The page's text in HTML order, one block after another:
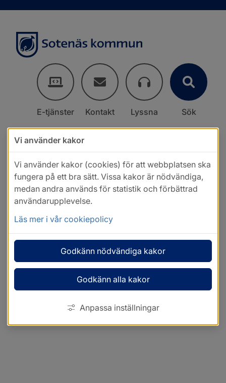
E-tjänster Kontakt Lyssna Sök
Vi använder kakor
Vi använder kakor (cookies) för att webbplatsen ska
fungera på ett bra sätt. Vissa kakor är nödvändiga,
medan andra används för statistik och förbättrad
användarupplevelse.
Läs mer i vår cookiepolicy
Godkänn nödvändiga kakor
Godkänn alla kakor
Anpassa inställningar